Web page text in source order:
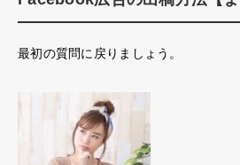
最初の質問に戻りましょう。